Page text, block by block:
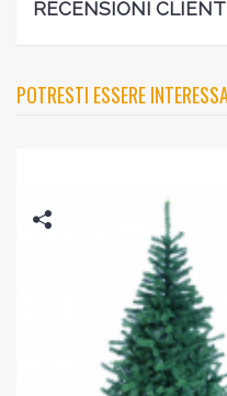
RECENSIONI
POTRESTI ESSERE